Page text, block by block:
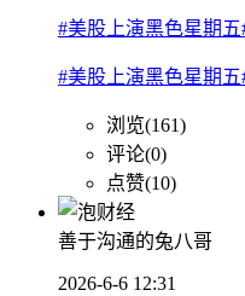
#美股上演黑色星期
#美股上演黑色星期五
浏览(161)
评论(0)
点赞(10)
善于沟通的兔八哥
2026-6-6 12:31